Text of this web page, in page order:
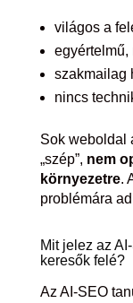
világos a
egyértelmű,
szakmailag
nincs
Sok weboldal
„szép”, nem
környezetre.
problémára
Mit jelez az
keresők felé?
Az AI-SEO